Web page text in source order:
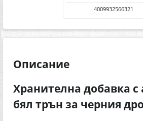
4009932566321
Описание
Хранителна добавка
бял трън за черния